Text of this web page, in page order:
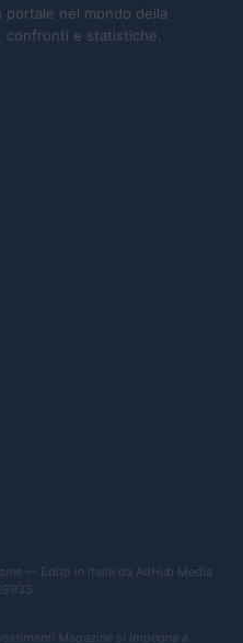
portale nel mondo della
e statistiche.
— Edito in Italia da AdHub Media
Magazine si impegna a